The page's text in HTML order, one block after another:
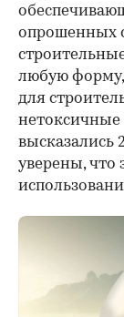
опрошенных
любую форму,
для
высказались
уверены, что